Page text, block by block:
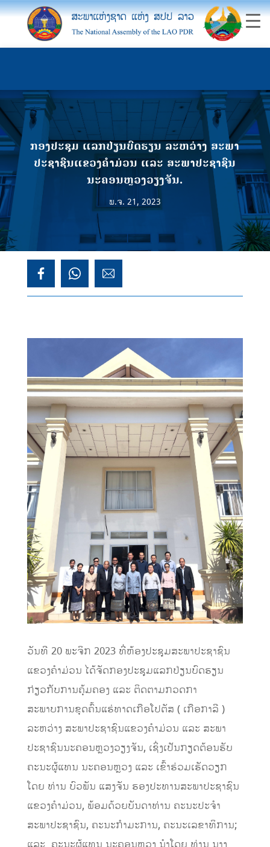
ກອງປະຊຸມ ແລກປ່ຽນບົດຮຽນ ລະຫວ່າງ ສະພາ
ປະຊາຊົນແຂວງຄໍາມ່ວນ ແລະ ສະພາປະຊາຊົນ
ນະຄອນຫຼວງວຽງຈັນ.
ພ.ຈ. 21, 2023
ວັນທີ 20 ພະຈິກ 2023 ທີ່ຫ້ອງປະຊຸມສະພາປະຊາຊົນ
ແຂວງຄໍາມ່ວນ ໄດ້ຈັດກອງປະຊຸມແລກປ່ຽນບົດຮຽນ
ກ່ຽວກັບການຄຸ້ມຄອງ ແລະ ຕິດຕາມກວດກາ
ສະພາບການຂຸດຄົ້ນແຮ່ທາດເກືອໂປຕັສ ( ເກືອກາລີ )
ລະຫວ່າງ ສະພາປະຊາຊົນແຂວງຄໍາມ່ວນ ແລະ ສະພາ
ປະຊາຊົນນະຄອນຫຼວງວຽງຈັນ, ເຊິ່ງເປັນກຽດຕ້ອນຮັບ
ຄະນະຜູ້ແທນ ນະຄອນຫຼວງ ແລະ ເຂົ້າຮ່ວມເຮັດວຽກ
ໂດຍ ທ່ານ ບົວພັນ ແສງຈັນ ຮອງປະທານສະພາປະຊາຊົນ
ແຂວງຄໍາມ່ວນ, ພ້ອມດ້ວຍບັນດາທ່ານ ຄະນະປະຈໍາ
ສະພາປະຊາຊົນ, ຄະນະກຳມະການ, ຄະນະເລຂາທິການ;